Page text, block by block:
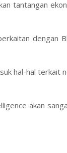
tantangan
dengan
hal-hal terkait
akan